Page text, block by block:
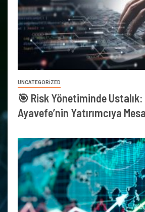
UNCATEGORIZED
🎯 Risk Yönetiminde Ustalık:
Ayavefe’nin Yatırımcıya